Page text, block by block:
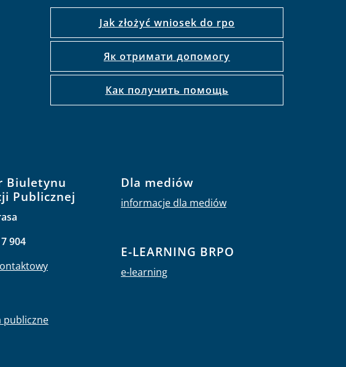
Jak złożyć wniosek do rpo
Як отримати допомогу
Как получить помощь
Biuletynu
Publicznej
904
publiczne
Dla mediów
informacje dla mediów
E-LEARNING BRPO
e-learning